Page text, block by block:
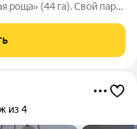
роща» (44 га). Свой парк
и т.д. Ходынка
из 4